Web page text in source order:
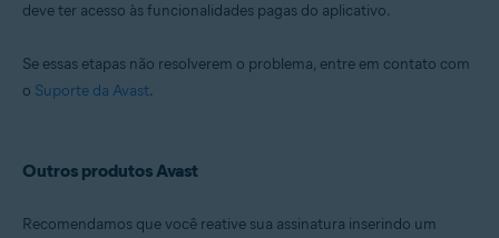
deve ter acesso às funcionalidades pagas do aplicativo.
Se essas etapas não resolverem o problema, entre em contato com
o Suporte da Avast.
Outros produtos Avast
Recomendamos que você reative sua assinatura inserindo um